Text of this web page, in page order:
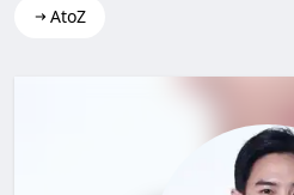
AtoZ